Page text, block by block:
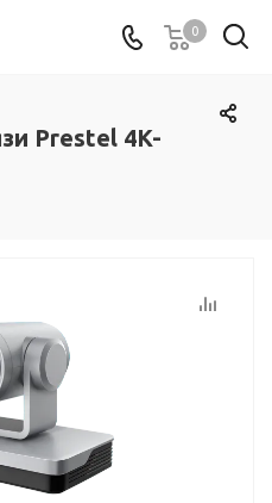
0
Prestel 4K-